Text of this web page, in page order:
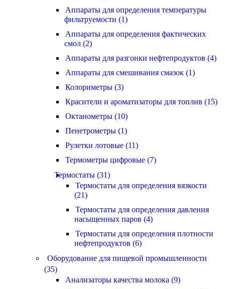
Аппараты для определения температуры
фильтруемости (1)
Аппараты для определения фактических
смол (2)
Аппараты для разгонки нефтепродуктов (4)
Аппараты для смешивания смазок (1)
Колориметры (3)
Красители и ароматизаторы для топлив (15)
Октанометры (10)
Пенетрометры (1)
Рулетки лотовые (11)
Термометры цифровые (7)
Термостаты (31)
Термостаты для определения вязкости
(21)
Термостаты для определения давления
насыщенных паров (4)
Термостаты для определения плотности
нефтепродуктов (6)
Оборудование для пищевой промышленности
(35)
Анализаторы качества молока (9)